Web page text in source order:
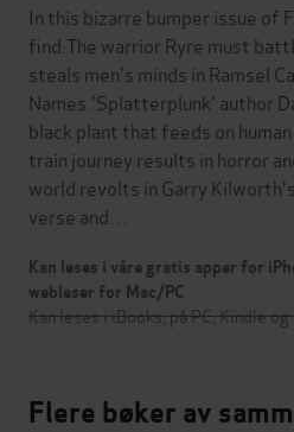
In this bizarre bumper issue of
find:The warrior Ryre must
steals men's minds in Ramsel
Names.'Splatterplunk' author
black plant that feeds on
train journey results in horror
world revolts in Garry
verse and…
Kan leses i våre gratis apper for
webleser for Mac/PC
Kan leses i iBooks, på PC, Kindle
Flere bøker av